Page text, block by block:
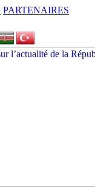
PARTENAIRES